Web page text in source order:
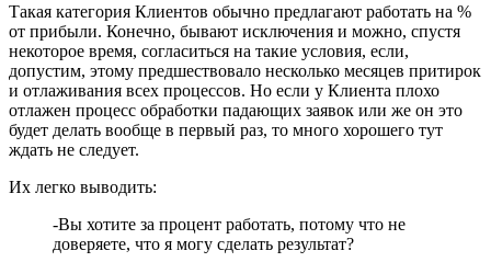
Такая категория Клиентов обычно предлагают работать на %
от прибыли. Конечно, бывают исключения и можно, спустя
некоторое время, согласиться на такие условия, если,
допустим, этому предшествовало несколько месяцев притирок
и отлаживания всех процессов. Но если у Клиента плохо
отлажен процесс обработки падающих заявок или же он это
будет делать вообще в первый раз, то много хорошего тут
ждать не следует.
Их легко выводить:
-Вы хотите за процент работать, потому что не
доверяете, что я могу сделать результат?